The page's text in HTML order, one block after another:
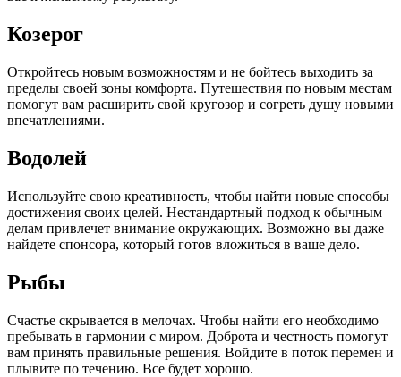
Козерог
Откройтесь новым возможностям и не бойтесь выходить за
пределы своей зоны комфорта. Путешествия по новым местам
помогут вам расширить свой кругозор и согреть душу новыми
впечатлениями.
Водолей
Используйте свою креативность, чтобы найти новые способы
достижения своих целей. Нестандартный подход к обычным
делам привлечет внимание окружающих. Возможно вы даже
найдете спонсора, который готов вложиться в ваше дело.
Рыбы
Счастье скрывается в мелочах. Чтобы найти его необходимо
пребывать в гармонии с миром. Доброта и честность помогут
вам принять правильные решения. Войдите в поток перемен и
плывите по течению. Все будет хорошо.